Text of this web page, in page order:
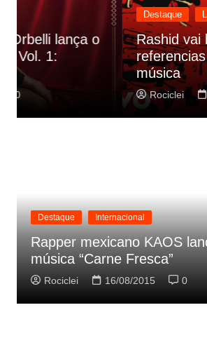
Destaque Lançamentos
Rashid vai buscar nos HQs
referencias do clipe de sua
22/01/2019 0
Destaque Internacional
Rapper mexicano KAOS
música “Carne Fresca”
Rociclei 16/08/2015 0